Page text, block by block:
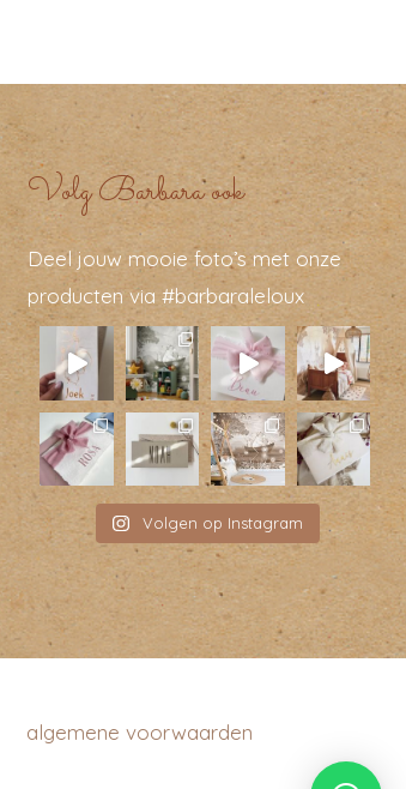
Volg Barbara ook
Deel jouw mooie foto’s met onze
producten via #barbaraleloux
Volgen op Instagram
algemene voorwaarden